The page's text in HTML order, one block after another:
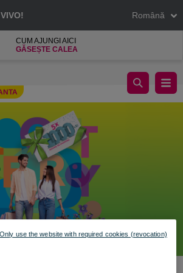
VIVO! Română
CUM AJUNGI AICI
GĂSEȘTE CALEA
în stilul tău!​
Only use the website with required cookies (revocation)